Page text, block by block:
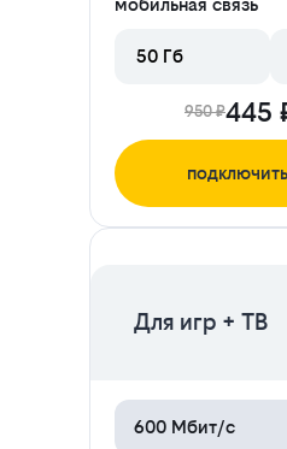
мобильная связь
50 Гб
950 ₽445
Для игр + ТВ
600 Мбит/с